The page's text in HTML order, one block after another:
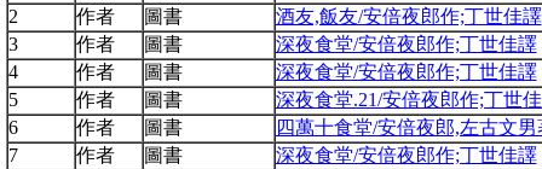
2
作者 圖書
酒友,飯友/安倍夜郎作;丁世佳譯
3
作者 圖書
深夜食堂/安倍夜郎作;丁世佳譯
4
作者 圖書
深夜食堂/安倍夜郎作;丁世佳譯
5
作者 圖書
深夜食堂.21/安倍夜郎作;丁世
6
作者 圖書
四萬十食堂/安倍夜郎,左古文
7
作者 圖書
深夜食堂/安倍夜郎作;丁世佳譯